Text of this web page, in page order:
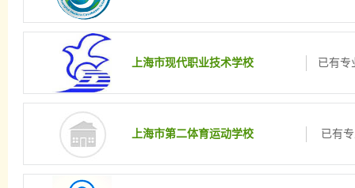
上海市现代职业技术学校 已有专
上海市第二体育运动学校 已有